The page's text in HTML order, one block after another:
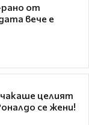
рано от
вече е
целият
се жени!